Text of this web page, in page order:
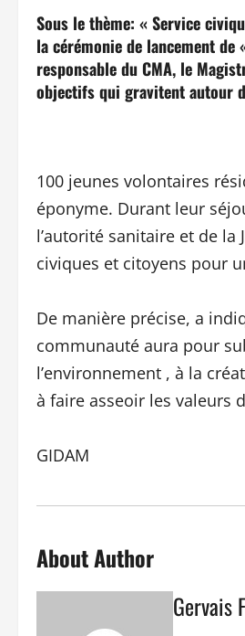
Sous le thème: « Service
la cérémonie de lancement de
responsable du CMA, le
objectifs qui gravitent autour
100 jeunes volontaires
éponyme. Durant leur
l’autorité sanitaire et de
civiques et citoyens pour
De manière précise, a
communauté aura pour
l’environnement , à la
à faire asseoir les valeurs
GIDAM
About Author
Gervais